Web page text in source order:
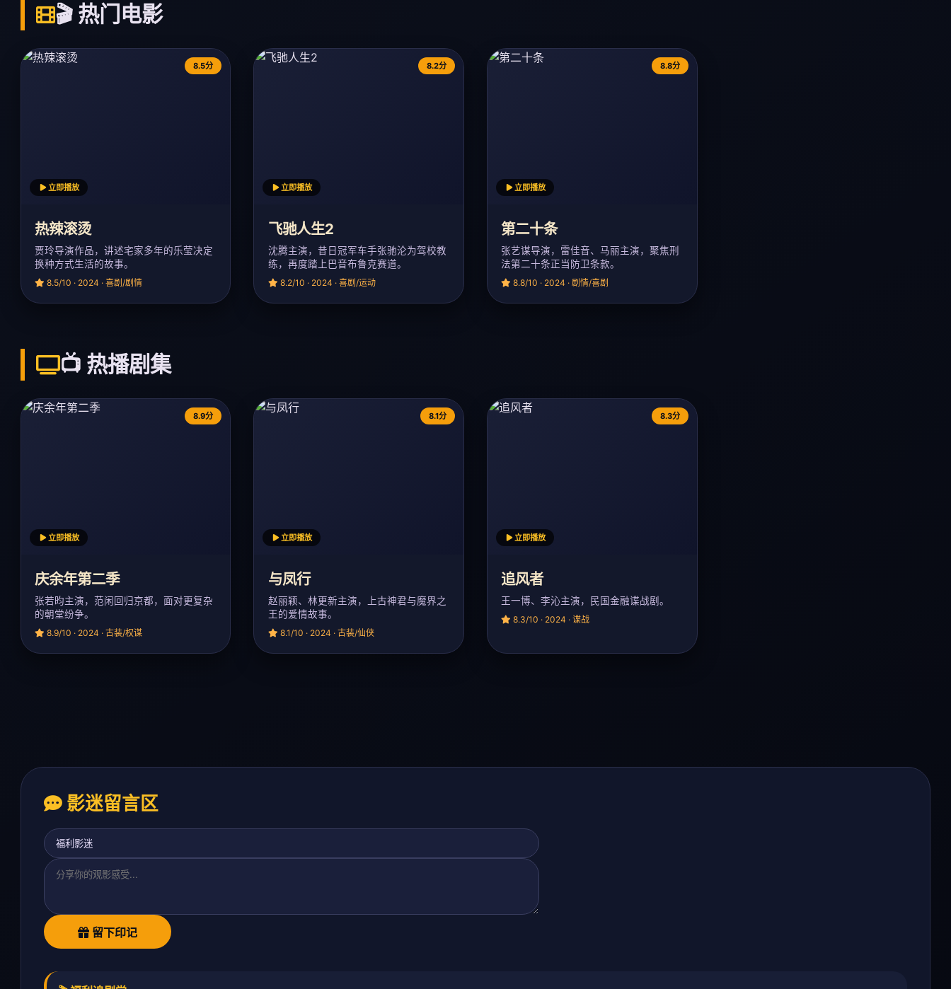
🎬 热门电影
8.5分
立即播放
热辣滚烫
贾玲导演作品，讲述宅家多年的乐莹决定
换种方式生活的故事。
8.5/10 · 2024 · 喜剧/剧情
8.2分
立即播放
飞驰人生2
沈腾主演，昔日冠军车手张驰沦为驾校教
练，再度踏上巴音布鲁克赛道。
8.2/10 · 2024 · 喜剧/运动
8.8分
立即播放
第二十条
张艺谋导演，雷佳音、马丽主演，聚焦刑
法第二十条正当防卫条款。
8.8/10 · 2024 · 剧情/喜剧
📺 热播剧集
8.9分
立即播放
庆余年第二季
张若昀主演，范闲回归京都，面对更复杂
的朝堂纷争。
8.9/10 · 2024 · 古装/权谋
8.1分
立即播放
与凤行
赵丽颖、林更新主演，上古神君与魔界之
王的爱情故事。
8.1/10 · 2024 · 古装/仙侠
8.3分
立即播放
追风者
王一博、李沁主演，民国金融谍战剧。
8.3/10 · 2024 · 谍战
影迷留言区
留下印记